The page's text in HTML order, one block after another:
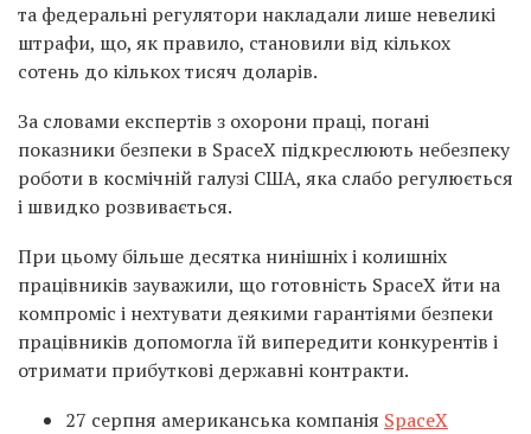
та федеральні регулятори накладали лише невеликі
штрафи, що, як правило, становили від кількох
сотень до кількох тисяч доларів.
За словами експертів з охорони праці, погані
показники безпеки в SpaceX підкреслюють небезпеку
роботи в космічній галузі США, яка слабо регулюється
і швидко розвивається.
При цьому більше десятка нинішніх і колишніх
працівників зауважили, що готовність SpaceX йти на
компроміс і нехтувати деякими гарантіями безпеки
працівників допомогла їй випередити конкурентів і
отримати прибуткові державні контракти.
27 серпня американська компанія SpaceX